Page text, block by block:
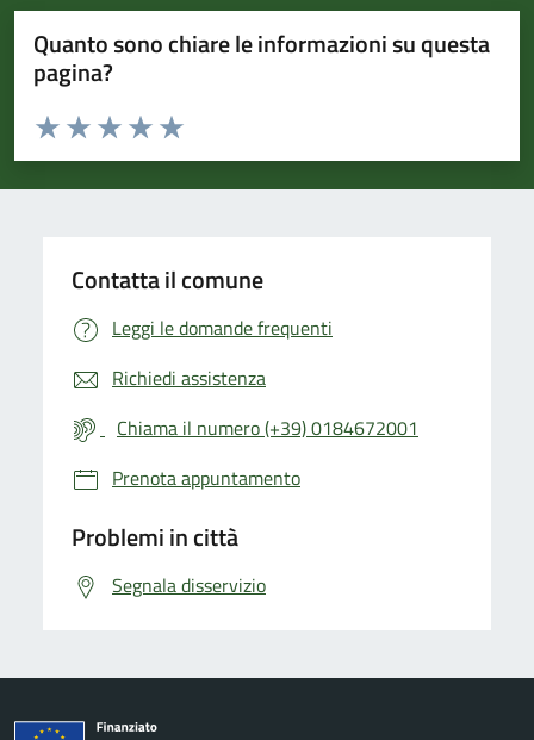
Quanto sono chiare le informazioni su questa
pagina?
Valuta da 1 a 5 stelle la pagina
Valuta 5 stelle su 5
Valuta 4 stelle su 5
Valuta 3 stelle su 5
Valuta 2 stelle su 5
Valuta 1 stelle su 5
Contatta il comune
Leggi le domande frequenti
Richiedi assistenza
Chiama il numero (+39) 0184672001
Prenota appuntamento
Problemi in città
Segnala disservizio